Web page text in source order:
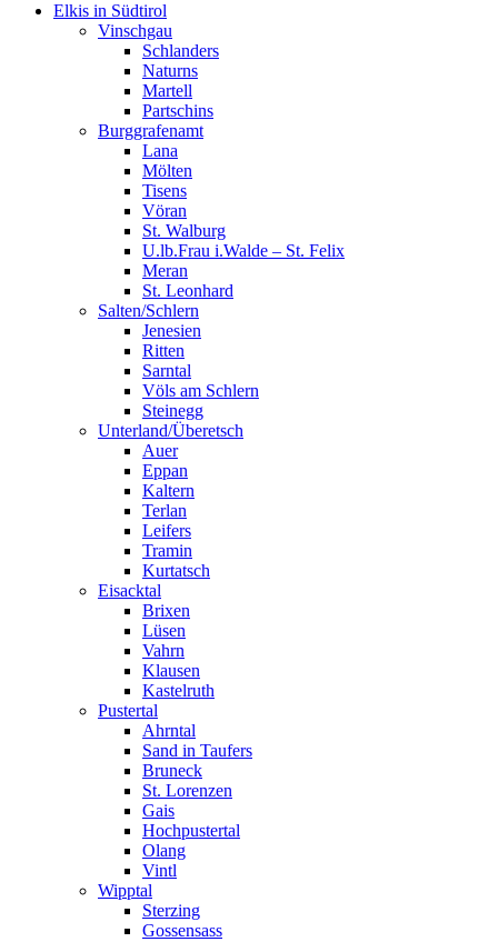
Elkis in Südtirol
Vinschgau
Schlanders
Naturns
Martell
Partschins
Burggrafenamt
Lana
Mölten
Tisens
Vöran
St. Walburg
U.lb.Frau i.Walde – St. Felix
Meran
St. Leonhard
Salten/Schlern
Jenesien
Ritten
Sarntal
Völs am Schlern
Steinegg
Unterland/Überetsch
Auer
Eppan
Kaltern
Terlan
Leifers
Tramin
Kurtatsch
Eisacktal
Brixen
Lüsen
Vahrn
Klausen
Kastelruth
Pustertal
Ahrntal
Sand in Taufers
Bruneck
St. Lorenzen
Gais
Hochpustertal
Olang
Vintl
Wipptal
Sterzing
Gossensass